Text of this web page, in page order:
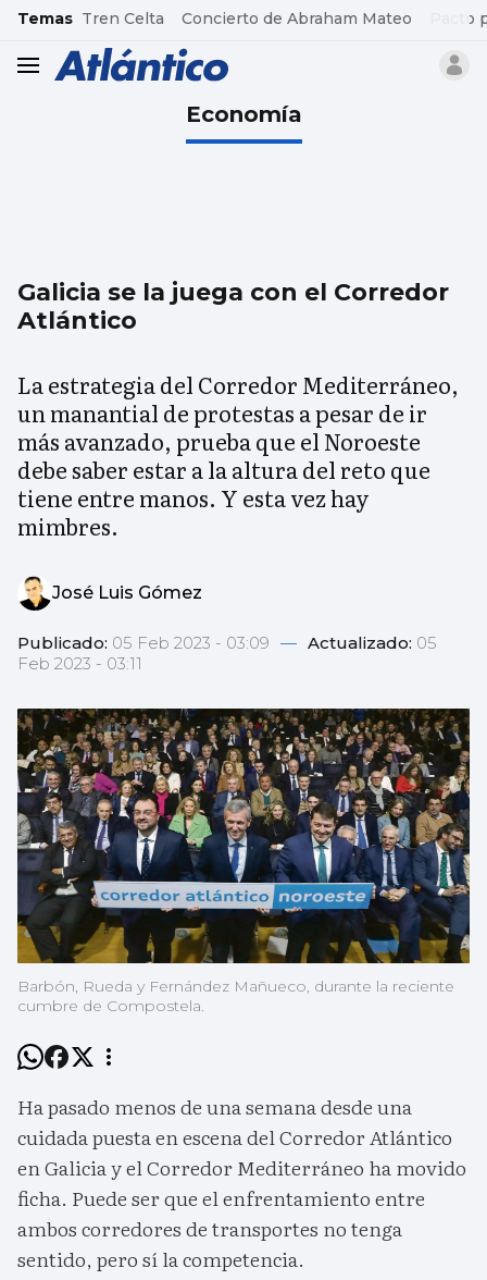
common.go-to-content
Temas Tren Celta Concierto de Abraham Mateo Pacto
header.menu.open
Economía
Galicia se la juega con el Corredor
Atlántico
La estrategia del Corredor Mediterráneo,
un manantial de protestas a pesar de ir
más avanzado, prueba que el Noroeste
debe saber estar a la altura del reto que
tiene entre manos. Y esta vez hay
mimbres.
José Luis Gómez
Publicado: 05 Feb 2023 - 03:09 — Actualizado: 05
Feb 2023 - 03:11
Barbón, Rueda y Fernández Mañueco, durante la reciente
cumbre de Compostela.
Ha pasado menos de una semana desde una
cuidada puesta en escena del Corredor Atlántico
en Galicia y el Corredor Mediterráneo ha movido
ficha. Puede ser que el enfrentamiento entre
ambos corredores de transportes no tenga
sentido, pero sí la competencia.